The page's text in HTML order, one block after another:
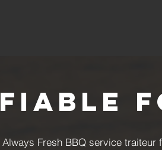
Fiable
Always Fresh BBQ service